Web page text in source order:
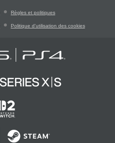
Règles et politiques
Politique d'utilisation des cookies